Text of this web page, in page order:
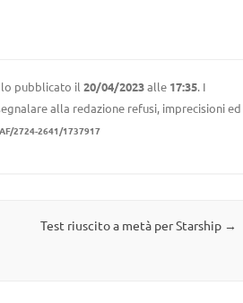
pubblicato il 20/04/2023alle 17:35. I
alla redazione refusi, imprecisioni ed
2724-2641/1737917
Test riuscito a metà per Starship →